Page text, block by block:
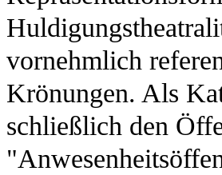
vornehmlich
Krönungen. Als
schließlich den